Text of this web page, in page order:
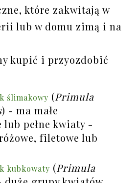
które zakwitają w
lub w domu zimą i na
kupić i przyozdobić
ślimakowy (Primula
) - ma małe
lub pełne kwiaty -
filetowe lub
kubkowaty (Primula